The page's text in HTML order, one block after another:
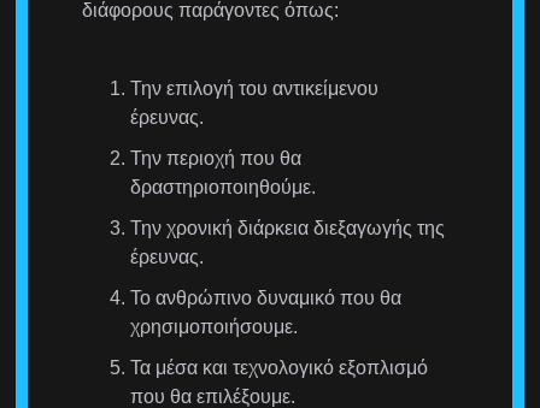
διάφορους παράγοντες όπως:
Την επιλογή του αντικείμενου
έρευνας.
Την περιοχή που θα
δραστηριοποιηθούμε.
Την χρονική διάρκεια διεξαγωγής της
έρευνας.
Το ανθρώπινο δυναμικό που θα
χρησιμοποιήσουμε.
Τα μέσα και τεχνολογικό εξοπλισμό
που θα επιλέξουμε.